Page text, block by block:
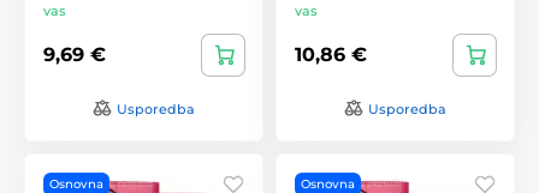
vas
9,69 €
Usporedba
vas
10,86 €
Usporedba
Osnovna Osnovna